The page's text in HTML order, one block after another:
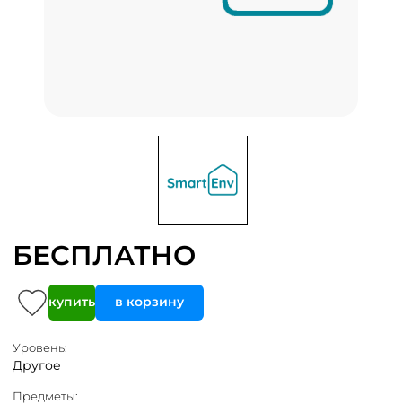
БЕСПЛАТНО
купить в корзину
Уровень:
Другое
Предметы: